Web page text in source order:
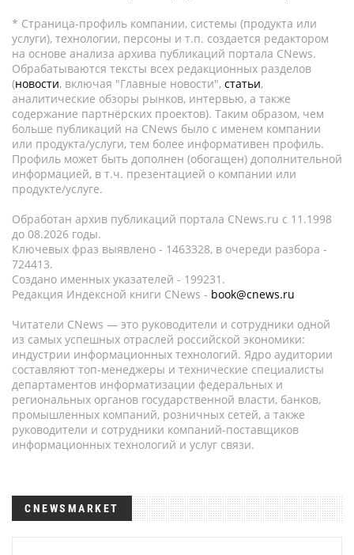
* Страница-профиль компании, системы (продукта или
услуги), технологии, персоны и т.п. создается редактором
на основе анализа архива публикаций портала CNews.
Обрабатываются тексты всех редакционных разделов
(новости, включая "Главные новости", статьи,
аналитические обзоры рынков, интервью, а также
содержание партнёрских проектов). Таким образом, чем
больше публикаций на CNews было с именем компании
или продукта/услуги, тем более информативен профиль.
Профиль может быть дополнен (обогащен) дополнительной
информацией, в т.ч. презентацией о компании или
продукте/услуге.
Обработан архив публикаций портала CNews.ru c 11.1998
до 08.2026 годы.
Ключевых фраз выявлено - 1463328, в очереди разбора -
724413.
Создано именных указателей - 199231.
Редакция Индексной книги CNews - book@cnews.ru
Читатели CNews — это руководители и сотрудники одной
из самых успешных отраслей российской экономики:
индустрии информационных технологий. Ядро аудитории
составляют топ-менеджеры и технические специалисты
департаментов информатизации федеральных и
региональных органов государственной власти, банков,
промышленных компаний, розничных сетей, а также
руководители и сотрудники компаний-поставщиков
информационных технологий и услуг связи.
CNEWSMARKET